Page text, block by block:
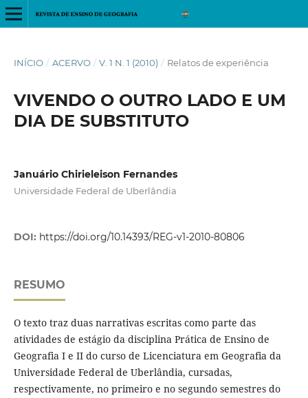
INÍCIO / ACERVO / V. 1 N. 1 (2010) / Relatos de experiência
VIVENDO O OUTRO LADO E UM
DIA DE SUBSTITUTO
Januário Chirieleison Fernandes
Universidade Federal de Uberlândia
DOI: https://doi.org/10.14393/REG-v1-2010-80806
RESUMO
O texto traz duas narrativas escritas como parte das
atividades de estágio da disciplina Prática de Ensino de
Geografia I e II do curso de Licenciatura em Geografia da
Universidade Federal de Uberlândia, cursadas,
respectivamente, no primeiro e no segundo semestres do